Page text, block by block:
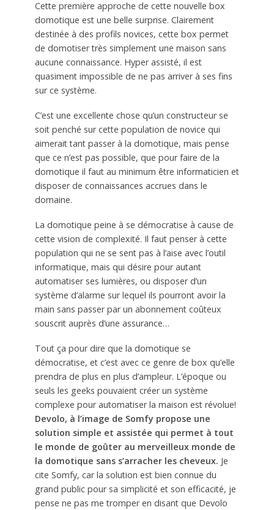
Cette première approche de cette nouvelle box
domotique est une belle surprise. Clairement
destinée à des profils novices, cette box permet
de domotiser très simplement une maison sans
aucune connaissance. Hyper assisté, il est
quasiment impossible de ne pas arriver à ses fins
sur ce système.
C’est une excellente chose qu’un constructeur se
soit penché sur cette population de novice qui
aimerait tant passer à la domotique, mais pense
que ce n’est pas possible, que pour faire de la
domotique il faut au minimum être informaticien et
disposer de connaissances accrues dans le
domaine.
La domotique peine à se démocratise à cause de
cette vision de complexité. Il faut penser à cette
population qui ne se sent pas à l’aise avec l’outil
informatique, mais qui désire pour autant
automatiser ses lumières, ou disposer d’un
système d’alarme sur lequel ils pourront avoir la
main sans passer par un abonnement coûteux
souscrit auprès d’une assurance…
Tout ça pour dire que la domotique se
démocratise, et c’est avec ce genre de box qu’elle
prendra de plus en plus d’ampleur. L’époque ou
seuls les geeks pouvaient créer un système
complexe pour automatiser la maison est révolue!
Devolo, à l’image de Somfy propose une
solution simple et assistée qui permet à tout
le monde de goûter au merveilleux monde de
la domotique sans s’arracher les cheveux. Je
cite Somfy, car la solution est bien connue du
grand public pour sa simplicité et son efficacité, je
pense ne pas me tromper en disant que Devolo